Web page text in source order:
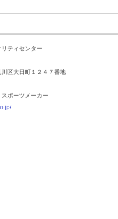
ティセンター
区大日町１２４７番地
ポーツメーカー